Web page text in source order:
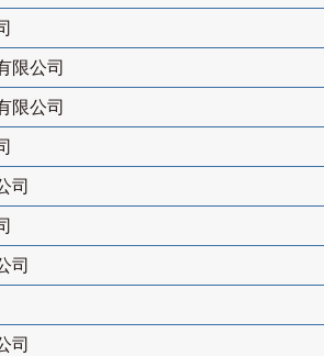
限公司
限公司
司
司
司